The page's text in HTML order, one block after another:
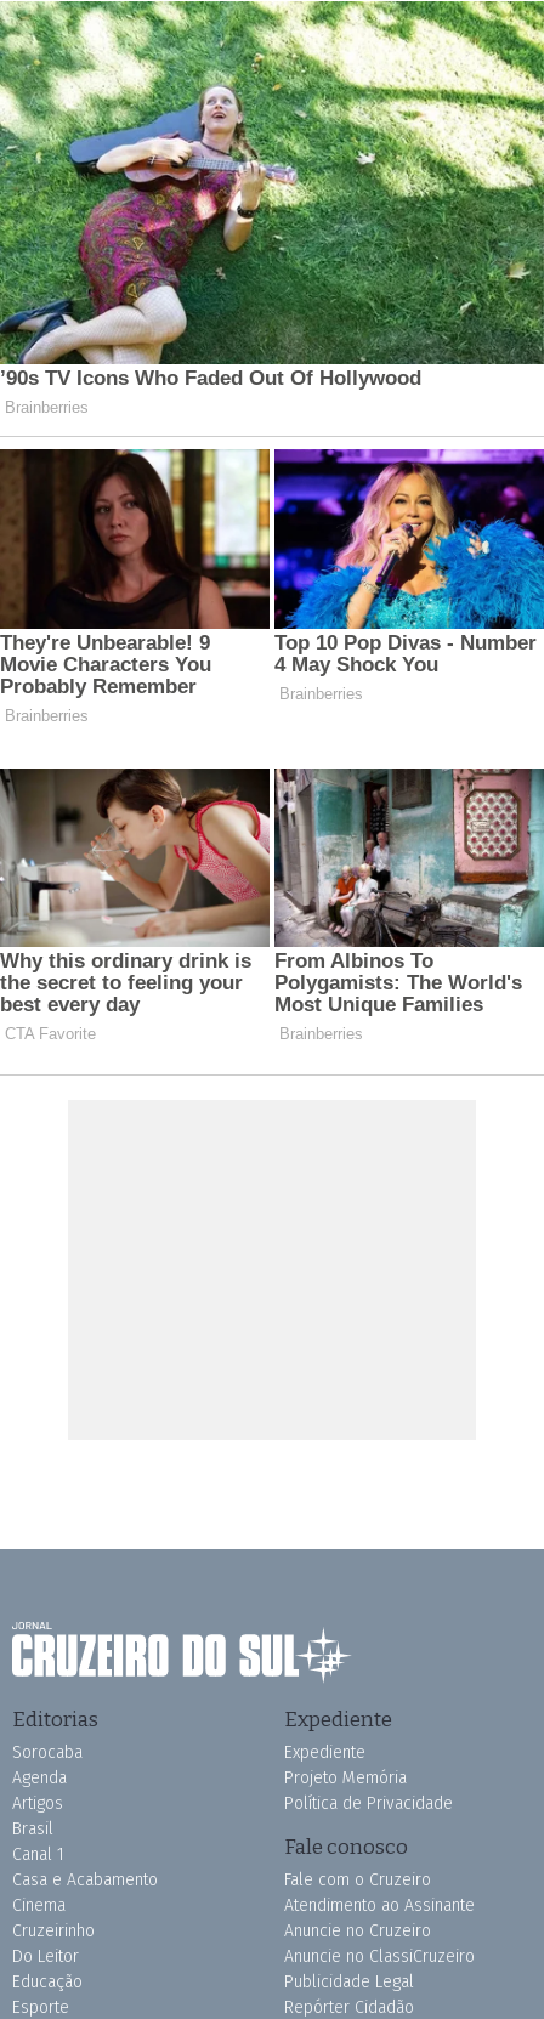
Editorias
Sorocaba
Agenda
Artigos
Brasil
Canal 1
Casa e Acabamento
Cinema
Cruzeirinho
Do Leitor
Educação
Esporte
Expediente
Expediente
Projeto Memória
Política de Privacidade
Fale conosco
Fale com o Cruzeiro
Atendimento ao Assinante
Anuncie no Cruzeiro
Anuncie no ClassiCruzeiro
Publicidade Legal
Repórter Cidadão